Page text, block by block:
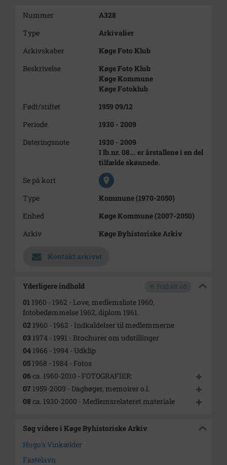
Nummer
A328
Type
Arkivalier
Arkivskaber
Køge Foto Klub
Beskrivelse
Køge Foto Klub
Køge Kommune
Køge Fotoklub
Født/stiftet
1959 09/12
Periode
1930 - 2009
Dateringsnote
1930 - 2009
I lb.nr. 08... er årstallene i en del
tilfælde skønnede.
Se på kort
Type
Kommune (1970-2050)
Enhed
Køge Kommune (2007-2050)
Arkiv
Køge Byhistoriske Arkiv
Kontakt arkivet
Yderligere indhold Fold alt ud
01 1960 - 1962 - Love, medlemsliste 1960,
fotobedømmelse 1962, diplom 1961.
02 1960 - 1962 - Indkaldelser til medlemmerne
03 1974 - 1991 - Brochurer om udstillinger
04 1966 - 1994 - Udklip
05 1968 - 1984 - Fotos
06ca. 1960-2010 - FOTOGRAFIER:
07 1959-2009 - Dagbøger, memoirer o.l.
08 ca. 1930-2000 - Medlemsrelateret materiale
Søg videre i Køge Byhistoriske Arkiv
Hugo's Vinkælder
Fastelavn